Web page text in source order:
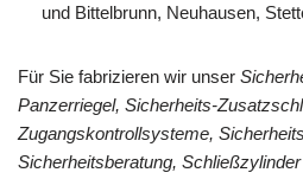
und Bittelbrunn, Neuhausen,
Für Sie fabrizieren wir unser
Panzerriegel, Sicherheits-
Zugangskontrollsysteme,
Sicherheitsberatung,